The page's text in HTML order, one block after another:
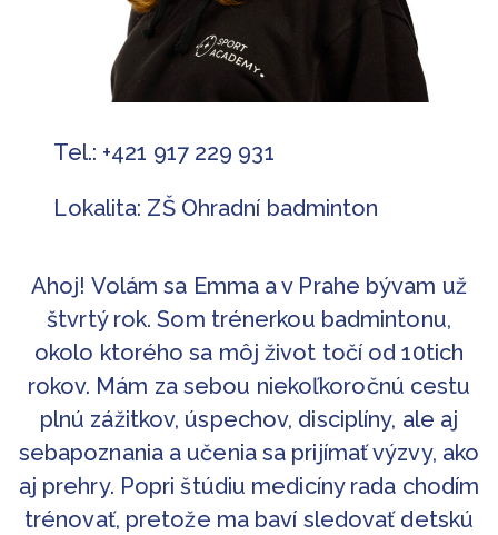
Tel.: +421 917 229 931
Lokalita: ZŠ Ohradní badminton
Ahoj! Volám sa Emma a v Prahe bývam už
štvrtý rok. Som trénerkou badmintonu,
okolo ktorého sa môj život točí od 10tich
rokov. Mám za sebou niekoľkoročnú cestu
plnú zážitkov, úspechov, disciplíny, ale aj
sebapoznania a učenia sa prijímať výzvy, ako
aj prehry. Popri štúdiu medicíny rada chodím
trénovať, pretože ma baví sledovať detskú